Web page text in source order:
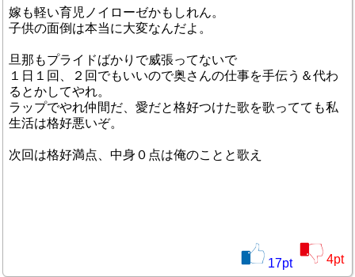
嫁も軽い育児ノイローゼかもしれん。
子供の面倒は本当に大変なんだよ。
旦那もプライドばかりで威張ってないで
１日１回、２回でもいいので奥さんの仕事を手伝う＆代わ
るとかしてやれ。
ラップでやれ仲間だ、愛だと格好つけた歌を歌ってても私
生活は格好悪いぞ。
次回は格好満点、中身０点は俺のことと歌え
17pt 4pt